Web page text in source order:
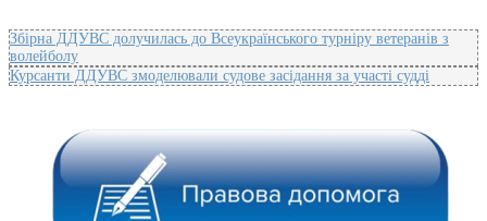
Збірна ДДУВС долучилась до Всеукраїнського турніру ветеранів з
волейболу
Курсанти ДДУВС змоделювали судове засідання за участі судді